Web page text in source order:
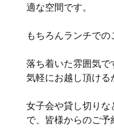
適な空間です。
もちろんランチでの
落ち着いた雰囲気
気軽にお越し頂ける
女子会や貸し切り
で、皆様からのご予